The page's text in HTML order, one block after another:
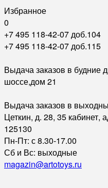
Избранное
0
+7 495 118-42-07 доб.104
+7 495 118-42-07 доб.115
Выдача заказов в будние
шоссе,дом 21
Выдача заказов в
Цеткин, д. 28, 35 кабинет,
125130
Пн-Пт: с 8.30-17.00
Сб и Вс: выходные
magazin@artotoys.ru